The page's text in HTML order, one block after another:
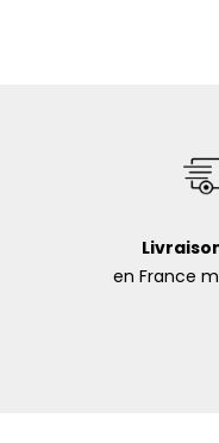
en France